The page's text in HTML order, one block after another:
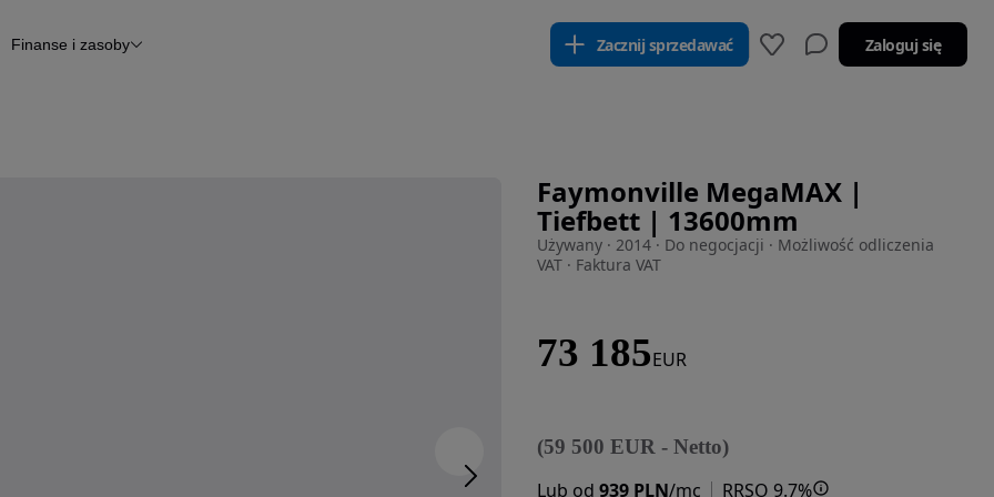
Finanse i zasoby Zacznij sprzedawać Zaloguj się
Faymonville MegaMAX |
Tiefbett | 13600mm
Używany · 2014 · Do negocjacji · Możliwość odliczenia
VAT · Faktura VAT
73 185EUR
(59 500 EUR - Netto)
Lub od 939 PLN/mc RRSO 9.7%